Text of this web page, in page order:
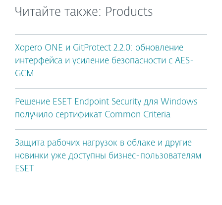
Читайте также: Products
Xopero ONE и GitProtect 2.2.0: обновление
интерфейса и усиление безопасности с AES-
GCM
Решение ESET Endpoint Security для Windows
получило сертификат Common Criteria
Защита рабочих нагрузок в облаке и другие
новинки уже доступны бизнес-пользователям
ESET